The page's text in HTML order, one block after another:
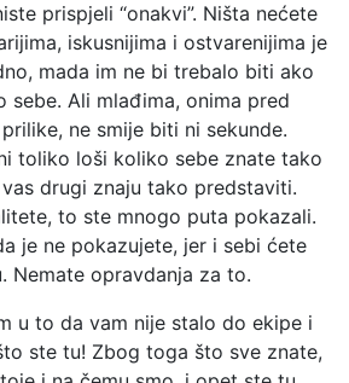
prispjeli “onakvi”. Ništa nećete
iskusnijima i ostvarenijima je
mada im ne bi trebalo biti ako
sebe. Ali mlađima, onima pred
ne smije biti ni sekunde.
toliko loši koliko sebe znate tako
drugi znaju tako predstaviti.
to ste mnogo puta pokazali.
je ne pokazujete, jer i sebi ćete
Nemate opravdanja za to.
u to da vam nije stalo do ekipe i
ste tu! Zbog toga što sve znate,